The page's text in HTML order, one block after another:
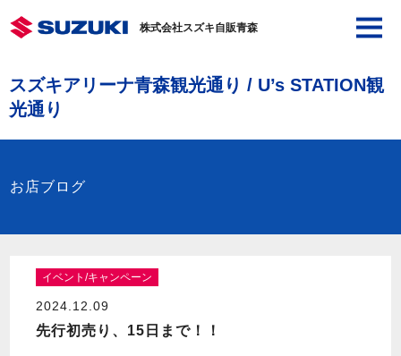
株式会社スズキ自販青森
スズキアリーナ青森観光通り / U’s STATION観
光通り
お店ブログ
イベント/キャンペーン
2024.12.09
先行初売り、15日まで！！